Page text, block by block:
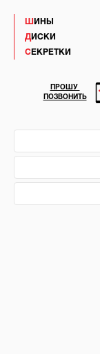
ШИНЫ
ДИСКИ
СЕКРЕТКИ
ПРОШУ
ПОЗВОНИТЬ